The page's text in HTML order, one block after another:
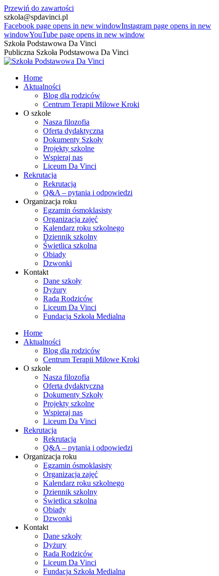
Przewiń do zawartości
szkola@spdavinci.pl
Facebook page opens in new windowInstagram page opens in new
windowYouTube page opens in new window
Szkoła Podstawowa Da Vinci
Publiczna Szkoła Podstawowa Da Vinci
Home
Aktualności
Blog dla rodziców
Centrum Terapii Milowe Kroki
O szkole
Nasza filozofia
Oferta dydaktyczna
Dokumenty Szkoły
Projekty szkolne
Wspieraj nas
Liceum Da Vinci
Rekrutacja
Rekrutacja
Q&A – pytania i odpowiedzi
Organizacja roku
Egzamin ósmoklasisty
Organizacja zajęć
Kalendarz roku szkolnego
Dziennik szkolny
Świetlica szkolna
Obiady
Dzwonki
Kontakt
Dane szkoły
Dyżury
Rada Rodziców
Liceum Da Vinci
Fundacja Szkoła Medialna
Home
Aktualności
Blog dla rodziców
Centrum Terapii Milowe Kroki
O szkole
Nasza filozofia
Oferta dydaktyczna
Dokumenty Szkoły
Projekty szkolne
Wspieraj nas
Liceum Da Vinci
Rekrutacja
Rekrutacja
Q&A – pytania i odpowiedzi
Organizacja roku
Egzamin ósmoklasisty
Organizacja zajęć
Kalendarz roku szkolnego
Dziennik szkolny
Świetlica szkolna
Obiady
Dzwonki
Kontakt
Dane szkoły
Dyżury
Rada Rodziców
Liceum Da Vinci
Fundacja Szkoła Medialna